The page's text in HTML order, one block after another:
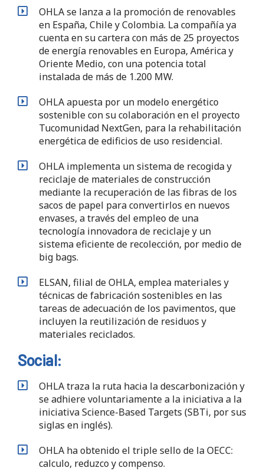
OHLA se lanza a la promoción de renovables
en España, Chile y Colombia. La compañía ya
cuenta en su cartera con más de 25 proyectos
de energía renovables en Europa, América y
Oriente Medio, con una potencia total
instalada de más de 1.200 MW.
OHLA apuesta por un modelo energético
sostenible con su colaboración en el proyecto
Tucomunidad NextGen, para la rehabilitación
energética de edificios de uso residencial.
OHLA implementa un sistema de recogida y
reciclaje de materiales de construcción
mediante la recuperación de las fibras de los
sacos de papel para convertirlos en nuevos
envases, a través del empleo de una
tecnología innovadora de reciclaje y un
sistema eficiente de recolección, por medio de
big bags.
ELSAN, filial de OHLA, emplea materiales y
técnicas de fabricación sostenibles en las
tareas de adecuación de los pavimentos, que
incluyen la reutilización de residuos y
materiales reciclados.
Social:
OHLA traza la ruta hacia la descarbonización y
se adhiere voluntariamente a la iniciativa a la
iniciativa Science-Based Targets (SBTi, por sus
siglas en inglés).
OHLA ha obtenido el triple sello de la OECC:
calculo, reduzco y compenso.